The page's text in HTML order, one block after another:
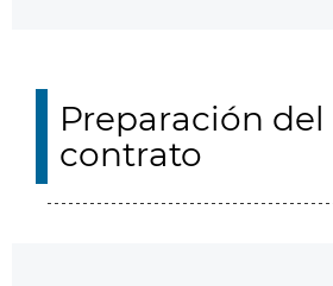
Preparación del
contrato